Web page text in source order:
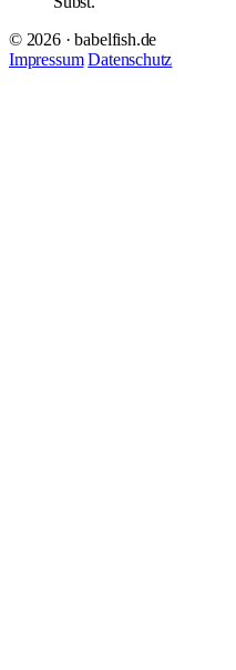
© 2026 · babelfish.de
Impressum Datenschutz